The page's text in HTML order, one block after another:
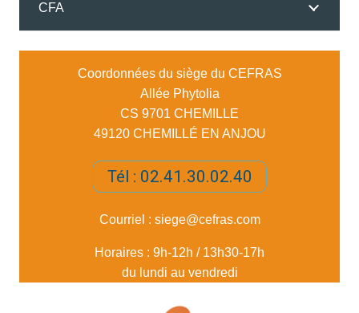
CFA
Coordonnées du siège du CEFRAS
Allée Phytolia
CS 9701 CHEMILLE
49120 CHEMILLÉ EN ANJOU
Tél : 02.41.30.02.40
Courriel : siege@cefras.com
Horaires : 9h-12h / 13h30-17h
du lundi au vendredi